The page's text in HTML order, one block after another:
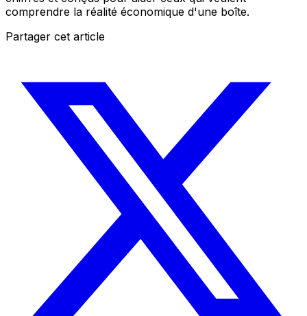
comprendre la réalité économique d'une boîte.
Partager cet article